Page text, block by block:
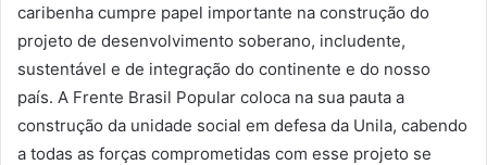
caribenha cumpre papel importante na construção do
projeto de desenvolvimento soberano, includente,
sustentável e de integração do continente e do nosso
país. A Frente Brasil Popular coloca na sua pauta a
construção da unidade social em defesa da Unila, cabendo
a todas as forças comprometidas com esse projeto se